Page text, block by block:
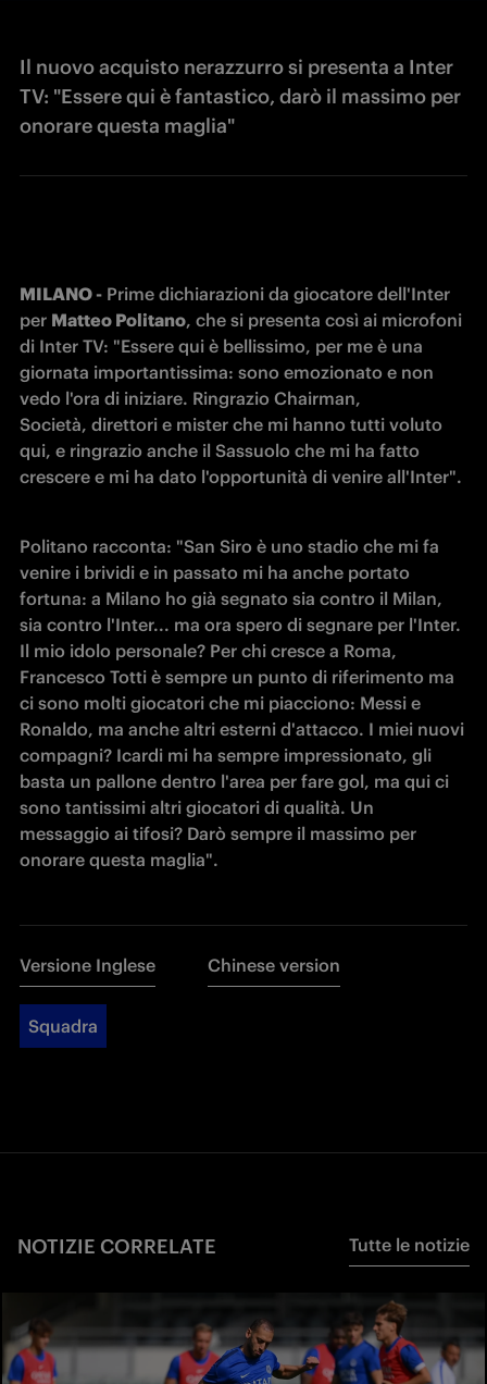
Il nuovo acquisto nerazzurro si presenta a Inter
TV: "Essere qui è fantastico, darò il massimo per
onorare questa maglia"
MILANO - Prime dichiarazioni da giocatore dell'Inter
per Matteo Politano, che si presenta così ai microfoni
di Inter TV: "Essere qui è bellissimo, per me è una
giornata importantissima: sono emozionato e non
vedo l'ora di iniziare. Ringrazio Chairman,
Società, direttori e mister che mi hanno tutti voluto
qui, e ringrazio anche il Sassuolo che mi ha fatto
crescere e mi ha dato l'opportunità di venire all'Inter".
Politano racconta: "San Siro è uno stadio che mi fa
venire i brividi e in passato mi ha anche portato
fortuna: a Milano ho già segnato sia contro il Milan,
sia contro l'Inter... ma ora spero di segnare per l'Inter.
Il mio idolo personale? Per chi cresce a Roma,
Francesco Totti è sempre un punto di riferimento ma
ci sono molti giocatori che mi piacciono: Messi e
Ronaldo, ma anche altri esterni d'attacco. I miei nuovi
compagni? Icardi mi ha sempre impressionato, gli
basta un pallone dentro l'area per fare gol, ma qui ci
sono tantissimi altri giocatori di qualità. Un
messaggio ai tifosi? Darò sempre il massimo per
onorare questa maglia".
Versione Inglese Chinese version
Squadra
NOTIZIE CORRELATE Tutte le notizie